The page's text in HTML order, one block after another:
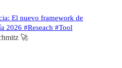
El nuevo framework de
2026 #Reseach #Tool
🚀